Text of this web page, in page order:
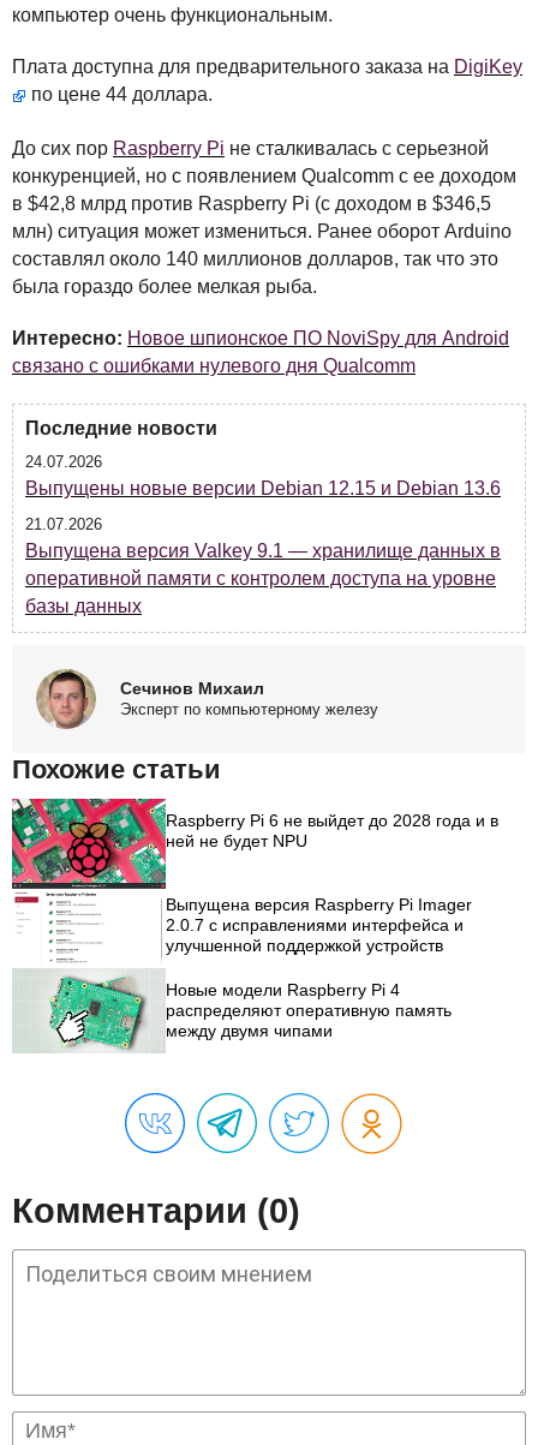
компьютер очень функциональным.
Плата доступна для предварительного заказа на DigiKey
по цене 44 доллара.
До сих пор Raspberry Pi не сталкивалась с серьезной
конкуренцией, но с появлением Qualcomm с ее доходом
в $42,8 млрд против Raspberry Pi (с доходом в $346,5
млн) ситуация может измениться. Ранее оборот Arduino
составлял около 140 миллионов долларов, так что это
была гораздо более мелкая рыба.
Интересно: Новое шпионское ПО NoviSpy для Android
связано с ошибками нулевого дня Qualcomm
Последние новости
24.07.2026
Выпущены новые версии Debian 12.15 и Debian 13.6
21.07.2026
Выпущена версия Valkey 9.1 — хранилище данных в
оперативной памяти с контролем доступа на уровне
базы данных
Сечинов Михаил
Эксперт по компьютерному железу
Похожие статьи
Raspberry Pi 6 не выйдет до 2028 года и в
ней не будет NPU
Выпущена версия Raspberry Pi Imager
2.0.7 с исправлениями интерфейса и
улучшенной поддержкой устройств
Новые модели Raspberry Pi 4
распределяют оперативную память
между двумя чипами
Комментарии (0)